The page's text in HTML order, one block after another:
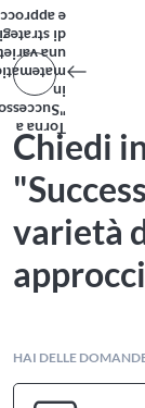
Torna a
in
varietà
strategie
Chiedi
varietà
HAI DELLE